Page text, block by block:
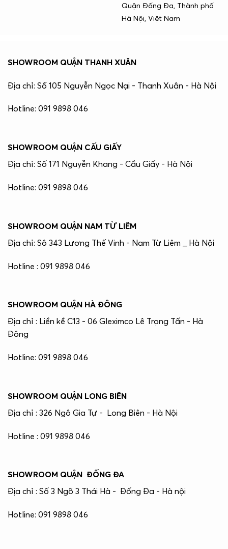
Quận Đống Đa, Thành phố
Hà Nội, Việt Nam
SHOWROOM QUẬN THANH XUÂN
Địa chỉ: Số 105 Nguyễn Ngọc Nại - Thanh Xuân - Hà Nội
Hotline: 091 9898 046
SHOWROOM QUẬN CẤU GIẤY
Địa chỉ: Số 171 Nguyễn Khang - Cầu Giấy - Hà Nội
Hotline: 091 9898 046
SHOWROOM QUẬN NAM TỪ LIÊM
Địa chỉ: Sô 343 Lương Thế Vinh - Nam Từ Liêm _ Hà Nội
Hotline : 091 9898 046
SHOWROOM QUẬN HÀ ĐÔNG
Địa chỉ : Liền kề C13 - 06 Gleximco Lê Trọng Tấn - Hà
Đông
Hotline: 091 9898 046
SHOWROOM QUẬN LONG BIÊN
Địa chỉ : 326 Ngô Gia Tự - Long Biên - Hà Nội
Hotline : 091 9898 046
SHOWROOM QUẬN ĐỐNG ĐA
Địa chỉ : Số 3 Ngõ 3 Thái Hà - Đống Đa - Hà nội
Hotline: 091 9898 046